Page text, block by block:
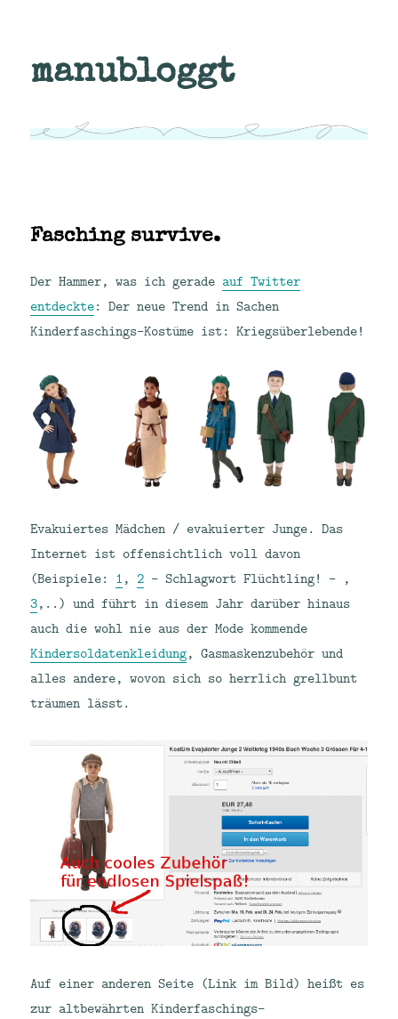
manubloggt
Fasching survive.
Der Hammer, was ich gerade auf Twitter
entdeckte: Der neue Trend in Sachen
Kinderfaschings-Kostüme ist: Kriegsüberlebende!
Evakuiertes Mädchen / evakuierter Junge. Das
Internet ist offensichtlich voll davon
(Beispiele: 1,2 – Schlagwort Flüchtling! – ,
3,..) und führt in diesem Jahr darüber hinaus
auch die wohl nie aus der Mode kommende
Kindersoldatenkleidung, Gasmaskenzubehör und
alles andere, wovon sich so herrlich grellbunt
träumen lässt.
Auf einer anderen Seite (Link im Bild) heißt es
zur altbewährten Kinderfaschings-